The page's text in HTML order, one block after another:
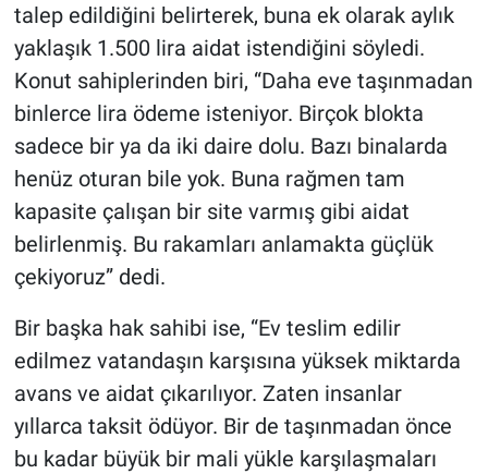
talep edildiğini belirterek, buna ek olarak aylık
yaklaşık 1.500 lira aidat istendiğini söyledi.
Konut sahiplerinden biri, “Daha eve taşınmadan
binlerce lira ödeme isteniyor. Birçok blokta
sadece bir ya da iki daire dolu. Bazı binalarda
henüz oturan bile yok. Buna rağmen tam
kapasite çalışan bir site varmış gibi aidat
belirlenmiş. Bu rakamları anlamakta güçlük
çekiyoruz” dedi.
Bir başka hak sahibi ise, “Ev teslim edilir
edilmez vatandaşın karşısına yüksek miktarda
avans ve aidat çıkarılıyor. Zaten insanlar
yıllarca taksit ödüyor. Bir de taşınmadan önce
bu kadar büyük bir mali yükle karşılaşmaları